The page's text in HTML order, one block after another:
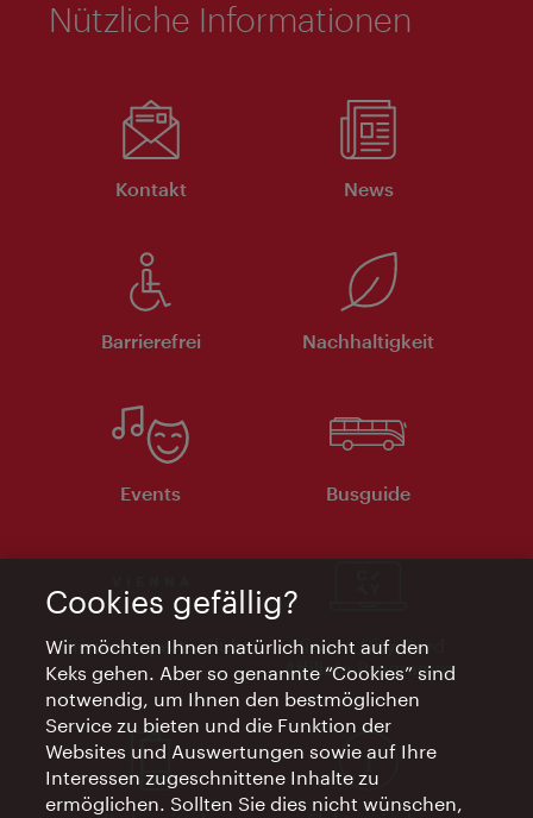
Nützliche Informationen
Kontakt News
Barrierefrei Nachhaltigkeit
Events Busguide
Vienna Experts Club
Vienna City Card
Affiliate Programm
Cookies gefällig?
Wir möchten Ihnen natürlich nicht auf den
Keks gehen. Aber so genannte “Cookies” sind
notwendig, um Ihnen den bestmöglichen
Service zu bieten und die Funktion der
Websites und Auswertungen sowie auf Ihre
Interessen zugeschnittene Inhalte zu
ermöglichen. Sollten Sie dies nicht wünschen,